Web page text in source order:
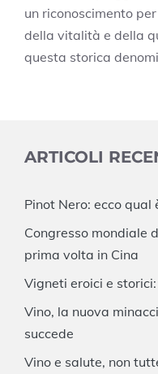
un riconoscimento
della vitalità e della
questa storica
ARTICOLI
Pinot Nero: ecco qual
Congresso mondiale
prima volta in Cina
Vigneti eroici e
Vino, la nuova
succede
Vino e salute, non